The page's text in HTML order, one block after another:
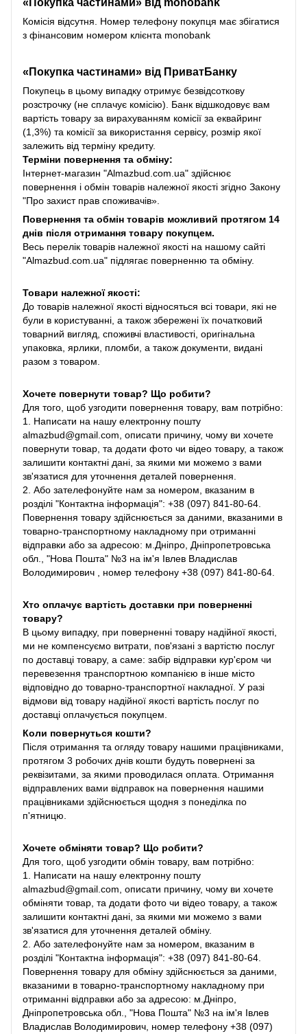
Комісія відсутня. Номер телефону покупця має збігатися
з фінансовим номером клієнта monobank
«Покупка частинами» від ПриватБанку
Покупець в цьому випадку отримує безвідсоткову
розстрочку (не сплачує комісію). Банк відшкодовує вам
вартість товару за вирахуванням комісії за еквайринг
(1,3%) та комісії за використання сервісу, розмір якої
залежить від терміну кредиту.
Терміни повернення та обміну:
Інтернет-магазин "Almazbud.com.ua" здійснює
повернення і обмін товарів належної якості згідно Закону
"Про захист прав споживачів».
Повернення та обмін товарів можливий протягом 14
днів після отримання товару покупцем.
Весь перелік товарів належної якості на нашому сайті
"Almazbud.com.ua" підлягає поверненню та обміну.
Товари належної якості:
До товарів належної якості відносяться всі товари, які не
були в користуванні, а також збережені їх початковий
товарний вигляд, споживчі властивості, оригінальна
упаковка, ярлики, пломби, а також документи, видані
разом з товаром.
Хочете повернути товар? Що робити?
Для того, щоб узгодити повернення товару, вам потрібно:
1. Написати на нашу електронну пошту
almazbud@gmail.com, описати причину, чому ви хочете
повернути товар, та додати фото чи відео товару, а також
залишити контактні дані, за якими ми можемо з вами
зв'язатися для уточнення деталей повернення.
2. Або зателефонуйте нам за номером, вказаним в
розділі "Контактна інформація": +38 (097) 841-80-64.
Повернення товару здійснюється за даними, вказаними в
товарно-транспортному накладному при отриманні
відправки або за адресою: м.Дніпро, Дніпропетровська
обл., "Нова Пошта" №3 на ім'я Івлев Владислав
Володимирович , номер телефону +38 (097) 841-80-64.
Хто оплачує вартість доставки при поверненні
товару?
В цьому випадку, при поверненні товару надійної якості,
ми не компенсуємо витрати, пов'язані з вартістю послуг
по доставці товару, а саме: забір відправки кур'єром чи
перевезення транспортною компанією в інше місто
відповідно до товарно-транспортної накладної. У разі
відмови від товару надійної якості вартість послуг по
доставці оплачується покупцем.
Коли повернуться кошти?
Після отримання та огляду товару нашими працівниками,
протягом 3 робочих днів кошти будуть повернені за
реквізитами, за якими проводилася оплата. Отримання
відправлених вами відправок на повернення нашими
працівниками здійснюється щодня з понеділка по
п'ятницю.
Хочете обміняти товар? Що робити?
Для того, щоб узгодити обмін товару, вам потрібно:
1. Написати на нашу електронну пошту
almazbud@gmail.com, описати причину, чому ви хочете
обміняти товар, та додати фото чи відео товару, а також
залишити контактні дані, за якими ми можемо з вами
зв'язатися для уточнення деталей обміну.
2. Або зателефонуйте нам за номером, вказаним в
розділі "Контактна інформація": +38 (097) 841-80-64.
Повернення товару для обміну здійснюється за даними,
вказаними в товарно-транспортному накладному при
отриманні відправки або за адресою: м.Дніпро,
Дніпропетровська обл., "Нова Пошта" №3 на ім'я Івлев
Владислав Володимирович, номер телефону +38 (097)